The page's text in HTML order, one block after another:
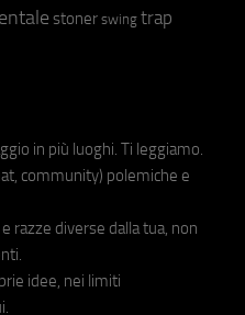
stoner swing trap
in più luoghi. Ti leggiamo.
community) polemiche e
razze diverse dalla tua, non
idee, nei limiti